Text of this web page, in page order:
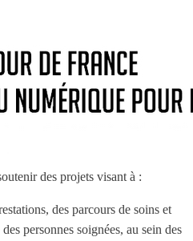
des projets visant à :
des parcours de soins et
personnes soignées, au sein des